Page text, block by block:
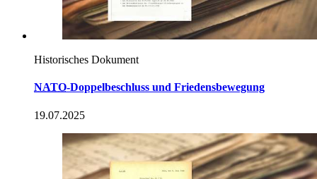
Historisches Dokument
NATO-Doppelbeschluss und Friedensbewegung
19.07.2025